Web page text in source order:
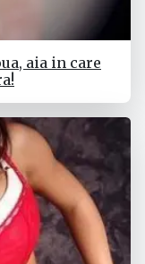
aia in care